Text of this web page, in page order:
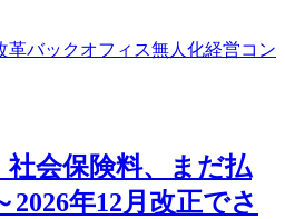
革バックオフィス無人化経営コン
社会保険料、まだ払
年12月改正でさ